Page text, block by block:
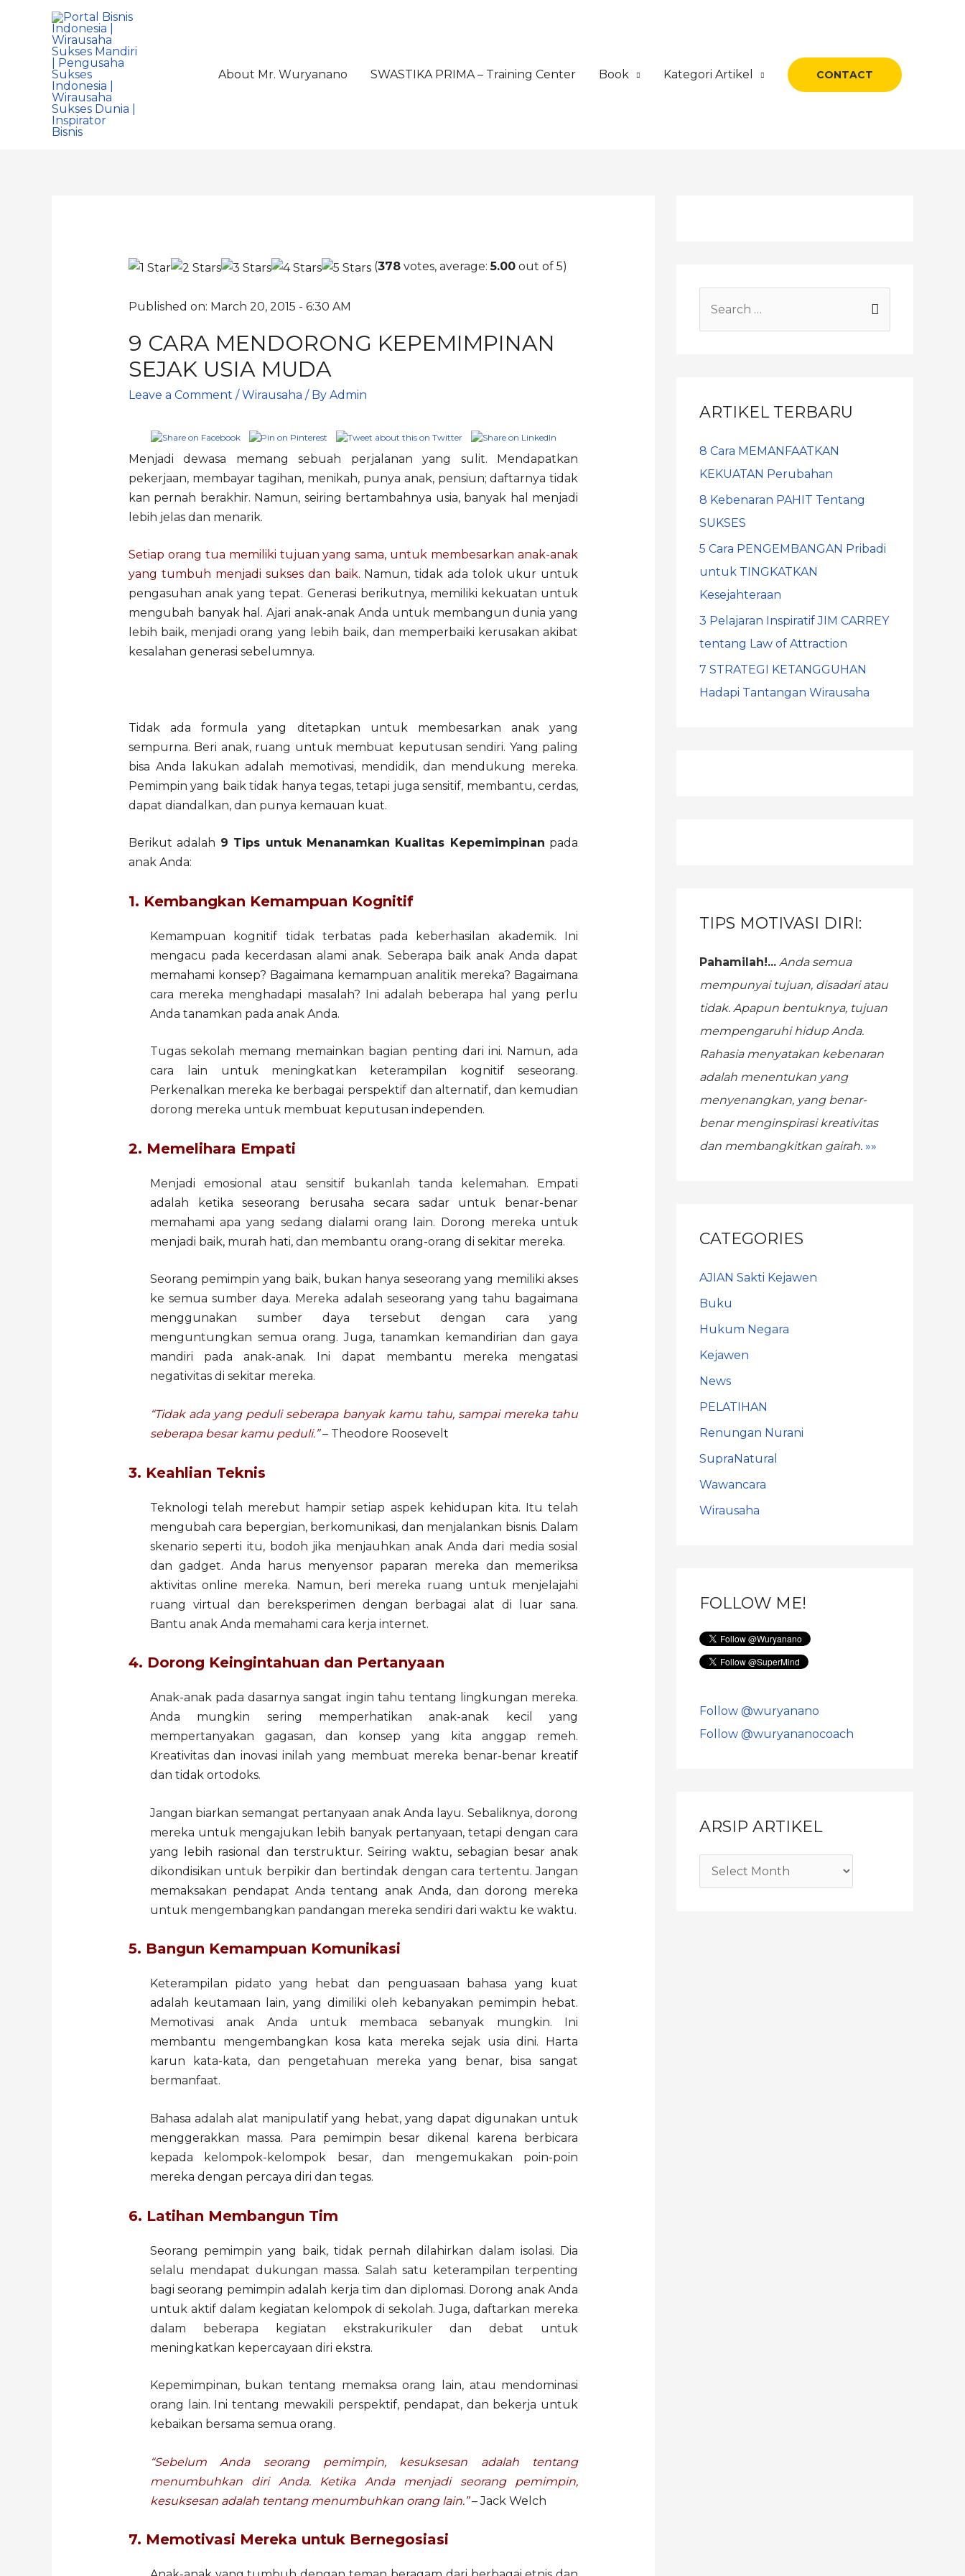
About Mr. Wuryanano SWASTIKA PRIMA – Training Center Book Kategori Artikel CONTACT
(378votes, average:5.00out of 5)
Published on: March 20, 2015 - 6:30 AM
9 CARA MENDORONG KEPEMIMPINAN
SEJAK USIA MUDA
Leave a Comment /Wirausaha / By Admin
Menjadi dewasa memang sebuah perjalanan yang sulit. Mendapatkan
pekerjaan, membayar tagihan, menikah, punya anak, pensiun; daftarnya tidak
kan pernah berakhir. Namun, seiring bertambahnya usia, banyak hal menjadi
lebih jelas dan menarik.
Setiap orang tua memiliki tujuan yang sama, untuk membesarkan anak-anak
yang tumbuh menjadi sukses dan baik. Namun, tidak ada tolok ukur untuk
pengasuhan anak yang tepat. Generasi berikutnya, memiliki kekuatan untuk
mengubah banyak hal. Ajari anak-anak Anda untuk membangun dunia yang
lebih baik, menjadi orang yang lebih baik, dan memperbaiki kerusakan akibat
kesalahan generasi sebelumnya.
Tidak ada formula yang ditetapkan untuk membesarkan anak yang
sempurna. Beri anak, ruang untuk membuat keputusan sendiri. Yang paling
bisa Anda lakukan adalah memotivasi, mendidik, dan mendukung mereka.
Pemimpin yang baik tidak hanya tegas, tetapi juga sensitif, membantu, cerdas,
dapat diandalkan, dan punya kemauan kuat.
Berikut adalah 9 Tips untuk Menanamkan Kualitas Kepemimpinan pada
anak Anda:
1. Kembangkan Kemampuan Kognitif
Kemampuan kognitif tidak terbatas pada keberhasilan akademik. Ini
mengacu pada kecerdasan alami anak. Seberapa baik anak Anda dapat
memahami konsep? Bagaimana kemampuan analitik mereka? Bagaimana
cara mereka menghadapi masalah? Ini adalah beberapa hal yang perlu
Anda tanamkan pada anak Anda.
Tugas sekolah memang memainkan bagian penting dari ini. Namun, ada
cara lain untuk meningkatkan keterampilan kognitif seseorang.
Perkenalkan mereka ke berbagai perspektif dan alternatif, dan kemudian
dorong mereka untuk membuat keputusan independen.
2. Memelihara Empati
Menjadi emosional atau sensitif bukanlah tanda kelemahan. Empati
adalah ketika seseorang berusaha secara sadar untuk benar-benar
memahami apa yang sedang dialami orang lain. Dorong mereka untuk
menjadi baik, murah hati, dan membantu orang-orang di sekitar mereka.
Seorang pemimpin yang baik, bukan hanya seseorang yang memiliki akses
ke semua sumber daya. Mereka adalah seseorang yang tahu bagaimana
menggunakan sumber daya tersebut dengan cara yang
menguntungkan semua orang. Juga, tanamkan kemandirian dan gaya
mandiri pada anak-anak. Ini dapat membantu mereka mengatasi
negativitas di sekitar mereka.
“Tidak ada yang peduli seberapa banyak kamu tahu, sampai mereka tahu
seberapa besar kamu peduli.”– Theodore Roosevelt
3. Keahlian Teknis
Teknologi telah merebut hampir setiap aspek kehidupan kita. Itu telah
mengubah cara bepergian, berkomunikasi, dan menjalankan bisnis. Dalam
skenario seperti itu, bodoh jika menjauhkan anak Anda dari media sosial
dan gadget. Anda harus menyensor paparan mereka dan memeriksa
aktivitas online mereka. Namun, beri mereka ruang untuk menjelajahi
ruang virtual dan bereksperimen dengan berbagai alat di luar sana.
Bantu anak Anda memahami cara kerja internet.
4. Dorong Keingintahuan dan Pertanyaan
Anak-anak pada dasarnya sangat ingin tahu tentang lingkungan mereka.
Anda mungkin sering memperhatikan anak-anak kecil yang
mempertanyakan gagasan, dan konsep yang kita anggap remeh.
Kreativitas dan inovasi inilah yang membuat mereka benar-benar kreatif
dan tidak ortodoks.
Jangan biarkan semangat pertanyaan anak Anda layu. Sebaliknya, dorong
mereka untuk mengajukan lebih banyak pertanyaan, tetapi dengan cara
yang lebih rasional dan terstruktur. Seiring waktu, sebagian besar anak
dikondisikan untuk berpikir dan bertindak dengan cara tertentu. Jangan
memaksakan pendapat Anda tentang anak Anda, dan dorong mereka
untuk mengembangkan pandangan mereka sendiri dari waktu ke waktu.
5. Bangun Kemampuan Komunikasi
Keterampilan pidato yang hebat dan penguasaan bahasa yang kuat
adalah keutamaan lain, yang dimiliki oleh kebanyakan pemimpin hebat.
Memotivasi anak Anda untuk membaca sebanyak mungkin. Ini
membantu mengembangkan kosa kata mereka sejak usia dini. Harta
karun kata-kata, dan pengetahuan mereka yang benar, bisa sangat
bermanfaat.
Bahasa adalah alat manipulatif yang hebat, yang dapat digunakan untuk
menggerakkan massa. Para pemimpin besar dikenal karena berbicara
kepada kelompok-kelompok besar, dan mengemukakan poin-poin
mereka dengan percaya diri dan tegas.
6. Latihan Membangun Tim
Seorang pemimpin yang baik, tidak pernah dilahirkan dalam isolasi. Dia
selalu mendapat dukungan massa. Salah satu keterampilan terpenting
bagi seorang pemimpin adalah kerja tim dan diplomasi. Dorong anak Anda
untuk aktif dalam kegiatan kelompok di sekolah. Juga, daftarkan mereka
dalam beberapa kegiatan ekstrakurikuler dan debat untuk
meningkatkan kepercayaan diri ekstra.
Kepemimpinan, bukan tentang memaksa orang lain, atau mendominasi
orang lain. Ini tentang mewakili perspektif, pendapat, dan bekerja untuk
kebaikan bersama semua orang.
“Sebelum Anda seorang pemimpin, kesuksesan adalah tentang
menumbuhkan diri Anda. Ketika Anda menjadi seorang pemimpin,
kesuksesan adalah tentang menumbuhkan orang lain.”– Jack Welch
7. Memotivasi Mereka untuk Bernegosiasi
ARTIKEL TERBARU
8 Cara MEMANFAATKAN
KEKUATAN Perubahan
8 Kebenaran PAHIT Tentang
SUKSES
5 Cara PENGEMBANGAN Pribadi
untuk TINGKATKAN
Kesejahteraan
3 Pelajaran Inspiratif JIM CARREY
tentang Law of Attraction
7 STRATEGI KETANGGUHAN
Hadapi Tantangan Wirausaha
TIPS MOTIVASI DIRI:
Pahamilah!... Anda semua
mempunyai tujuan, disadari atau
tidak. Apapun bentuknya, tujuan
mempengaruhi hidup Anda.
Rahasia menyatakan kebenaran
adalah menentukan yang
menyenangkan, yang benar-
benar menginspirasi kreativitas
dan membangkitkan gairah. »»
CATEGORIES
AJIAN Sakti Kejawen
Buku
Hukum Negara
Kejawen
News
PELATIHAN
Renungan Nurani
SupraNatural
Wawancara
Wirausaha
FOLLOW ME!
Follow @wuryanano
Follow @wuryananocoach
ARSIP ARTIKEL